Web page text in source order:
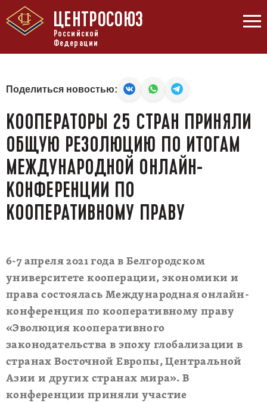
ЦЕНТРОСОЮЗ
Российской
Федерации
Поделиться новостью:
КООПЕРАТОРЫ 25 СТРАН ПРИНЯЛИ
ОБЩУЮ РЕЗОЛЮЦИЮ ПО ИТОГАМ
МЕЖДУНАРОДНОЙ ОНЛАЙН-
КОНФЕРЕНЦИИ ПО
КООПЕРАТИВНОМУ ПРАВУ
6-7 апреля 2021 года в Белгородском
университете кооперации, экономики и
права состоялась Международная онлайн-
конференция по кооперативному праву
«Эволюция кооперативного
законодательства в эпоху глобализации в
странах Восточной Европы, Центральной
Азии и других странах мира». В
конференции приняли участие